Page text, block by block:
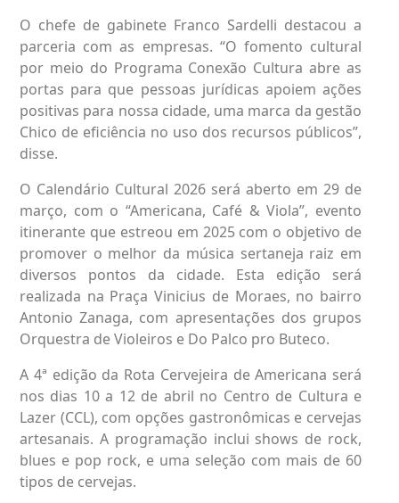
O chefe de gabinete Franco Sardelli destacou a
parceria com as empresas. “O fomento cultural
por meio do Programa Conexão Cultura abre as
portas para que pessoas jurídicas apoiem ações
positivas para nossa cidade, uma marca da gestão
Chico de eficiência no uso dos recursos públicos”,
disse.
O Calendário Cultural 2026 será aberto em 29 de
março, com o “Americana, Café & Viola”, evento
itinerante que estreou em 2025 com o objetivo de
promover o melhor da música sertaneja raiz em
diversos pontos da cidade. Esta edição será
realizada na Praça Vinicius de Moraes, no bairro
Antonio Zanaga, com apresentações dos grupos
Orquestra de Violeiros e Do Palco pro Buteco.
A 4ª edição da Rota Cervejeira de Americana será
nos dias 10 a 12 de abril no Centro de Cultura e
Lazer (CCL), com opções gastronômicas e cervejas
artesanais. A programação inclui shows de rock,
blues e pop rock, e uma seleção com mais de 60
tipos de cervejas.